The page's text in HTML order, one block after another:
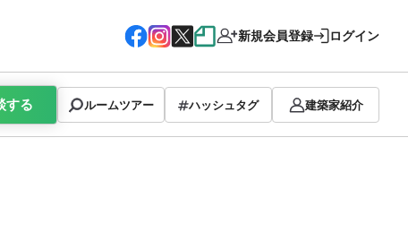
新規会員登録 ログイン
する ルームツアー ハッシュタグ 建築家紹介